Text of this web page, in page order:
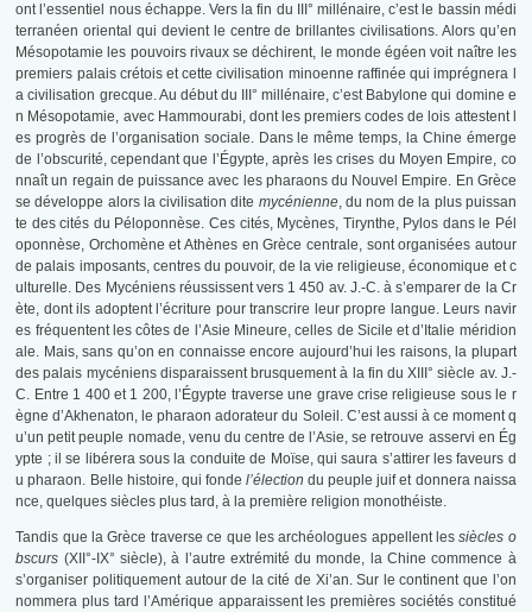
ont l’essentiel nous échappe. Vers la fin du III° millénaire, c’est le bassin médi
terranéen oriental qui devient le centre de brillantes civilisations. Alors qu’en
Mésopotamie les pouvoirs rivaux se déchirent, le monde égéen voit naître les
premiers palais crétois et cette civilisation minoenne raffinée qui imprégnera l
a civilisation grecque. Au début du III° millénaire, c’est Babylone qui domine e
n Mésopotamie, avec Hammourabi, dont les premiers codes de lois attestent l
es progrès de l’organisation sociale. Dans le même temps, la Chine émerge
de l’obscurité, cependant que l’Égypte, après les crises du Moyen Empire, co
nnaît un regain de puissance avec les pharaons du Nouvel Empire. En Grèce
se développe alors la civilisation dite mycénienne, du nom de la plus puissan
te des cités du Péloponnèse. Ces cités, Mycènes, Tirynthe, Pylos dans le Pél
oponnèse, Orchomène et Athènes en Grèce centrale, sont organisées autour
de palais imposants, centres du pouvoir, de la vie religieuse, économique et c
ulturelle. Des Mycéniens réussissent vers 1 450 av. J.-C. à s’emparer de la Cr
ète, dont ils adoptent l’écriture pour transcrire leur propre langue. Leurs navir
es fréquentent les côtes de l’Asie Mineure, celles de Sicile et d’Italie méridion
ale. Mais, sans qu’on en connaisse encore aujourd’hui les raisons, la plupart
des palais mycéniens disparaissent brusquement à la fin du XIII° siècle av. J.-
C. Entre 1 400 et 1 200, l’Égypte traverse une grave crise religieuse sous le r
ègne d’Akhenaton, le pharaon adorateur du Soleil. C’est aussi à ce moment q
u’un petit peuple nomade, venu du centre de l’Asie, se retrouve asservi en Ég
ypte ; il se libérera sous la conduite de Moïse, qui saura s’attirer les faveurs d
u pharaon. Belle histoire, qui fonde l’élection du peuple juif et donnera naissa
nce, quelques siècles plus tard, à la première religion monothéiste.
Tandis que la Grèce traverse ce que les archéologues appellent lessiècles o
bscurs (XII°-IX° siècle), à l’autre extrémité du monde, la Chine commence à
s’organiser politiquement autour de la cité de Xi’an. Sur le continent que l’on
nommera plus tard l’Amérique apparaissent les premières sociétés constitué